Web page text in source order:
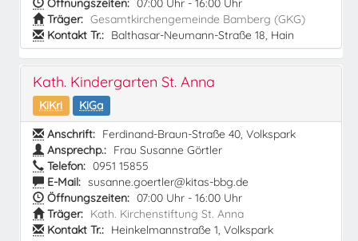
Öffnungszeiten: 07:00 Uhr - 16:00 Uhr
Träger: Gesamtkirchengemeinde Bamberg (GKG)
Kontakt Tr.: Balthasar-Neumann-Straße 18, Hain
Kath. Kindergarten St. Anna
KiKri
KiGa
Anschrift: Ferdinand-Braun-Straße 40, Volkspark
Ansprechp.: Frau Susanne Görtler
Telefon: 0951 15855
E-Mail: susanne.goertler@kitas-bbg.de
Öffnungszeiten: 07:00 Uhr - 16:00 Uhr
Träger: Kath. Kirchenstiftung St. Anna
Kontakt Tr.: Heinkelmannstraße 1, Volkspark